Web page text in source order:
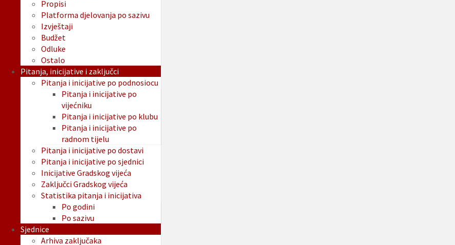
Propisi
Platforma djelovanja po sazivu
Izvještaji
Budžet
Odluke
Ostalo
Pitanja, inicijative i zaključci
Pitanja i inicijative po podnosiocu
Pitanja i inicijative po
vijećniku
Pitanja i inicijative po klubu
Pitanja i inicijative po
radnom tijelu
Pitanja i inicijative po dostavi
Pitanja i inicijative po sjednici
Inicijative Gradskog vijeća
Zaključci Gradskog vijeća
Statistika pitanja i inicijativa
Po godini
Po sazivu
Sjednice
Arhiva zaključaka